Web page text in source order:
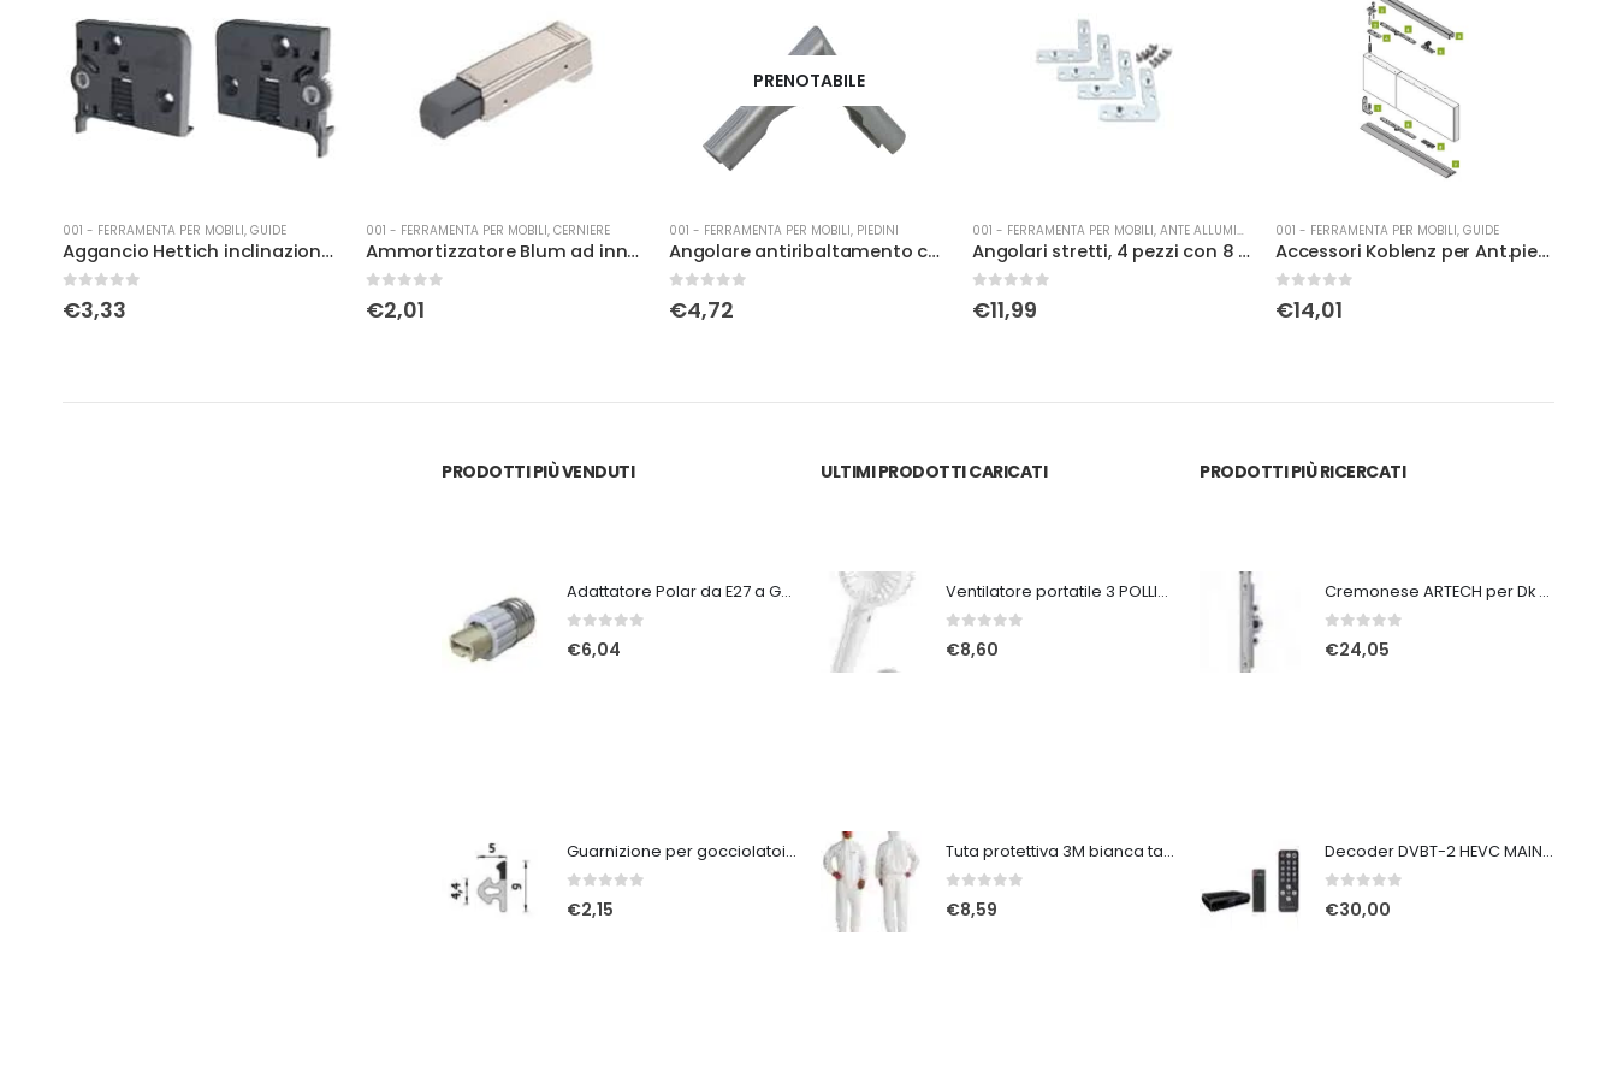
001 - FERRAMENTA PER MOBILI, GUIDE
Aggancio Hettich inclinazione DX, 4D
Su 5
€3,33
001 - FERRAMENTA PER MOBILI, CERNIERE
Ammortizzatore Blum ad innesto per cerniera
Su 5
€2,01
PRENOTABILE
001 - FERRAMENTA PER MOBILI, PIEDINI
Angolare antiribaltamento con piolo d.22 nero
Su 5
€4,72
001 - FERRAMENTA PER MOBILI, ANTE ALLUMINIO
Angolari stretti, 4 pezzi con 8 viti, acciaio zincato
Su 5
€11,99
001 - FERRAMENTA PER MOBILI, GUIDE
Accessori Koblenz per Ant.pieg.Libro Kit
Su 5
€14,01
PRODOTTI PIÙ VENDUTI
Adattatore Polar da E27 a GU9
Su 5
€6,04
Guarnizione per gocciolatoi A213 marrone
Su 5
€2,15
ULTIMI PRODOTTI CARICATI
Ventilatore portatile 3 POLLICI ricaricabile bianco
Su 5
€8,60
Tuta protettiva 3M bianca taglia XXL
Su 5
€8,59
PRODOTTI PIÙ RICERCATI
Cremonese ARTECH per Dk AGB Entrata 15 365-620 GR1
Su 5
€24,05
Decoder DVBT-2 HEVC MAIN 10HD 2 telecom
Su 5
€30,00